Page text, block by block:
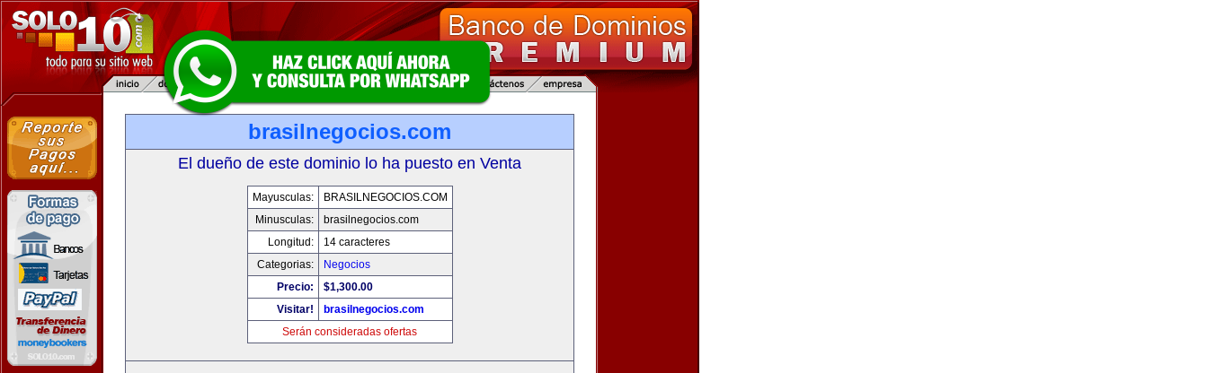
brasilnegocios.com
El dueño de este dominio lo ha puesto en Venta
Mayusculas:
BRASILNEGOCIOS.COM
Minusculas:
brasilnegocios.com
Longitud:
14 caracteres
Categorias:
Negocios
Precio:
$1,300.00
Visitar!
brasilnegocios.com
Serán consideradas ofertas